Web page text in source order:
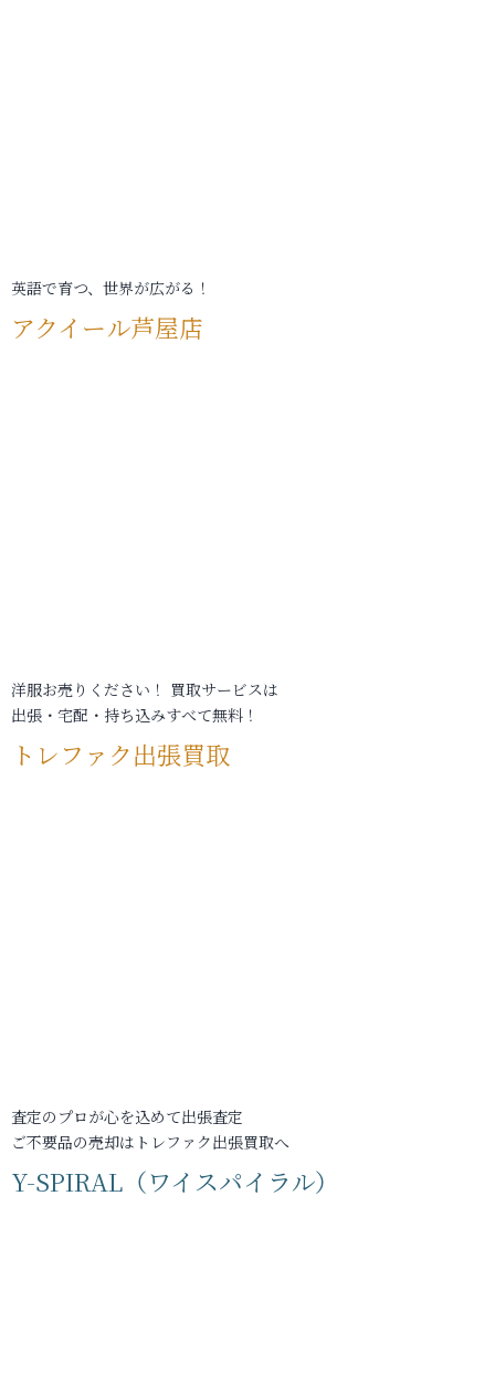
英語で育つ、世界が広がる！
アクイール芦屋店
洋服お売りください！ 買取サービスは
出張・宅配・持ち込みすべて無料！
トレファク出張買取
査定のプロが心を込めて出張査定
ご不要品の売却はトレファク出張買取へ
Y-SPIRAL（ワイスパイラル）